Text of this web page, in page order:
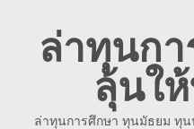
contentล่าทุนก
ลุ้นใ
ล่าทุนการศึกษา ทุนมัธยม ทุน